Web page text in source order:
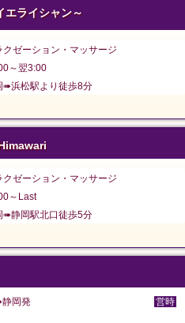
エライシャン～
クゼーション・マッサージ
～翌3:00
➠浜松駅より徒歩8分
クゼーション・マッサージ
～Last
➠静岡駅北口徒歩5分
岡発 営時